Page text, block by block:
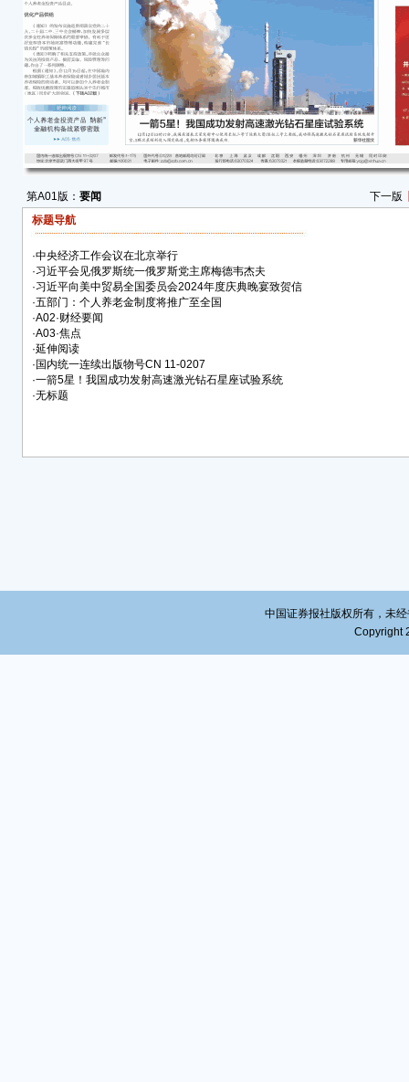
第A01版： 要闻
下一版
标题导航
·中央经济工作会议在北京举行
·习近平会见俄罗斯统一俄罗斯党主席梅德韦杰夫
·习近平向美中贸易全国委员会2024年度庆典晚宴致贺信
·五部门：个人养老金制度将推广至全国
·A02·财经要闻
·A03·焦点
·延伸阅读
· 国内统一连续出版物号CN 11-0207
·一箭5星！我国成功发射高速激光钻石星座试验系统
·无标题
中国证券报社版权所有，未
Copyright